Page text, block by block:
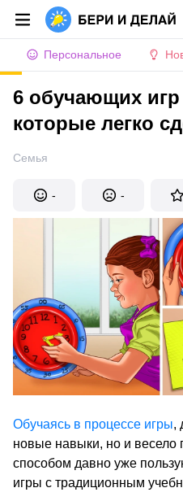
Персональное
6 обучающих игр
которые легко
Семья
- -
Обучаясь в процессе игры,
новые навыки, но и весело
способом давно уже
игры с традиционным